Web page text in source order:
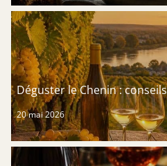
Déguster le Chenin :
20 mai 2026